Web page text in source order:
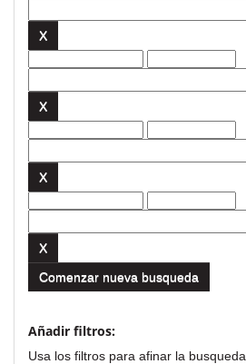
Comenzar nueva busqueda
Añadir filtros:
Usa los filtros para afinar la busqueda.